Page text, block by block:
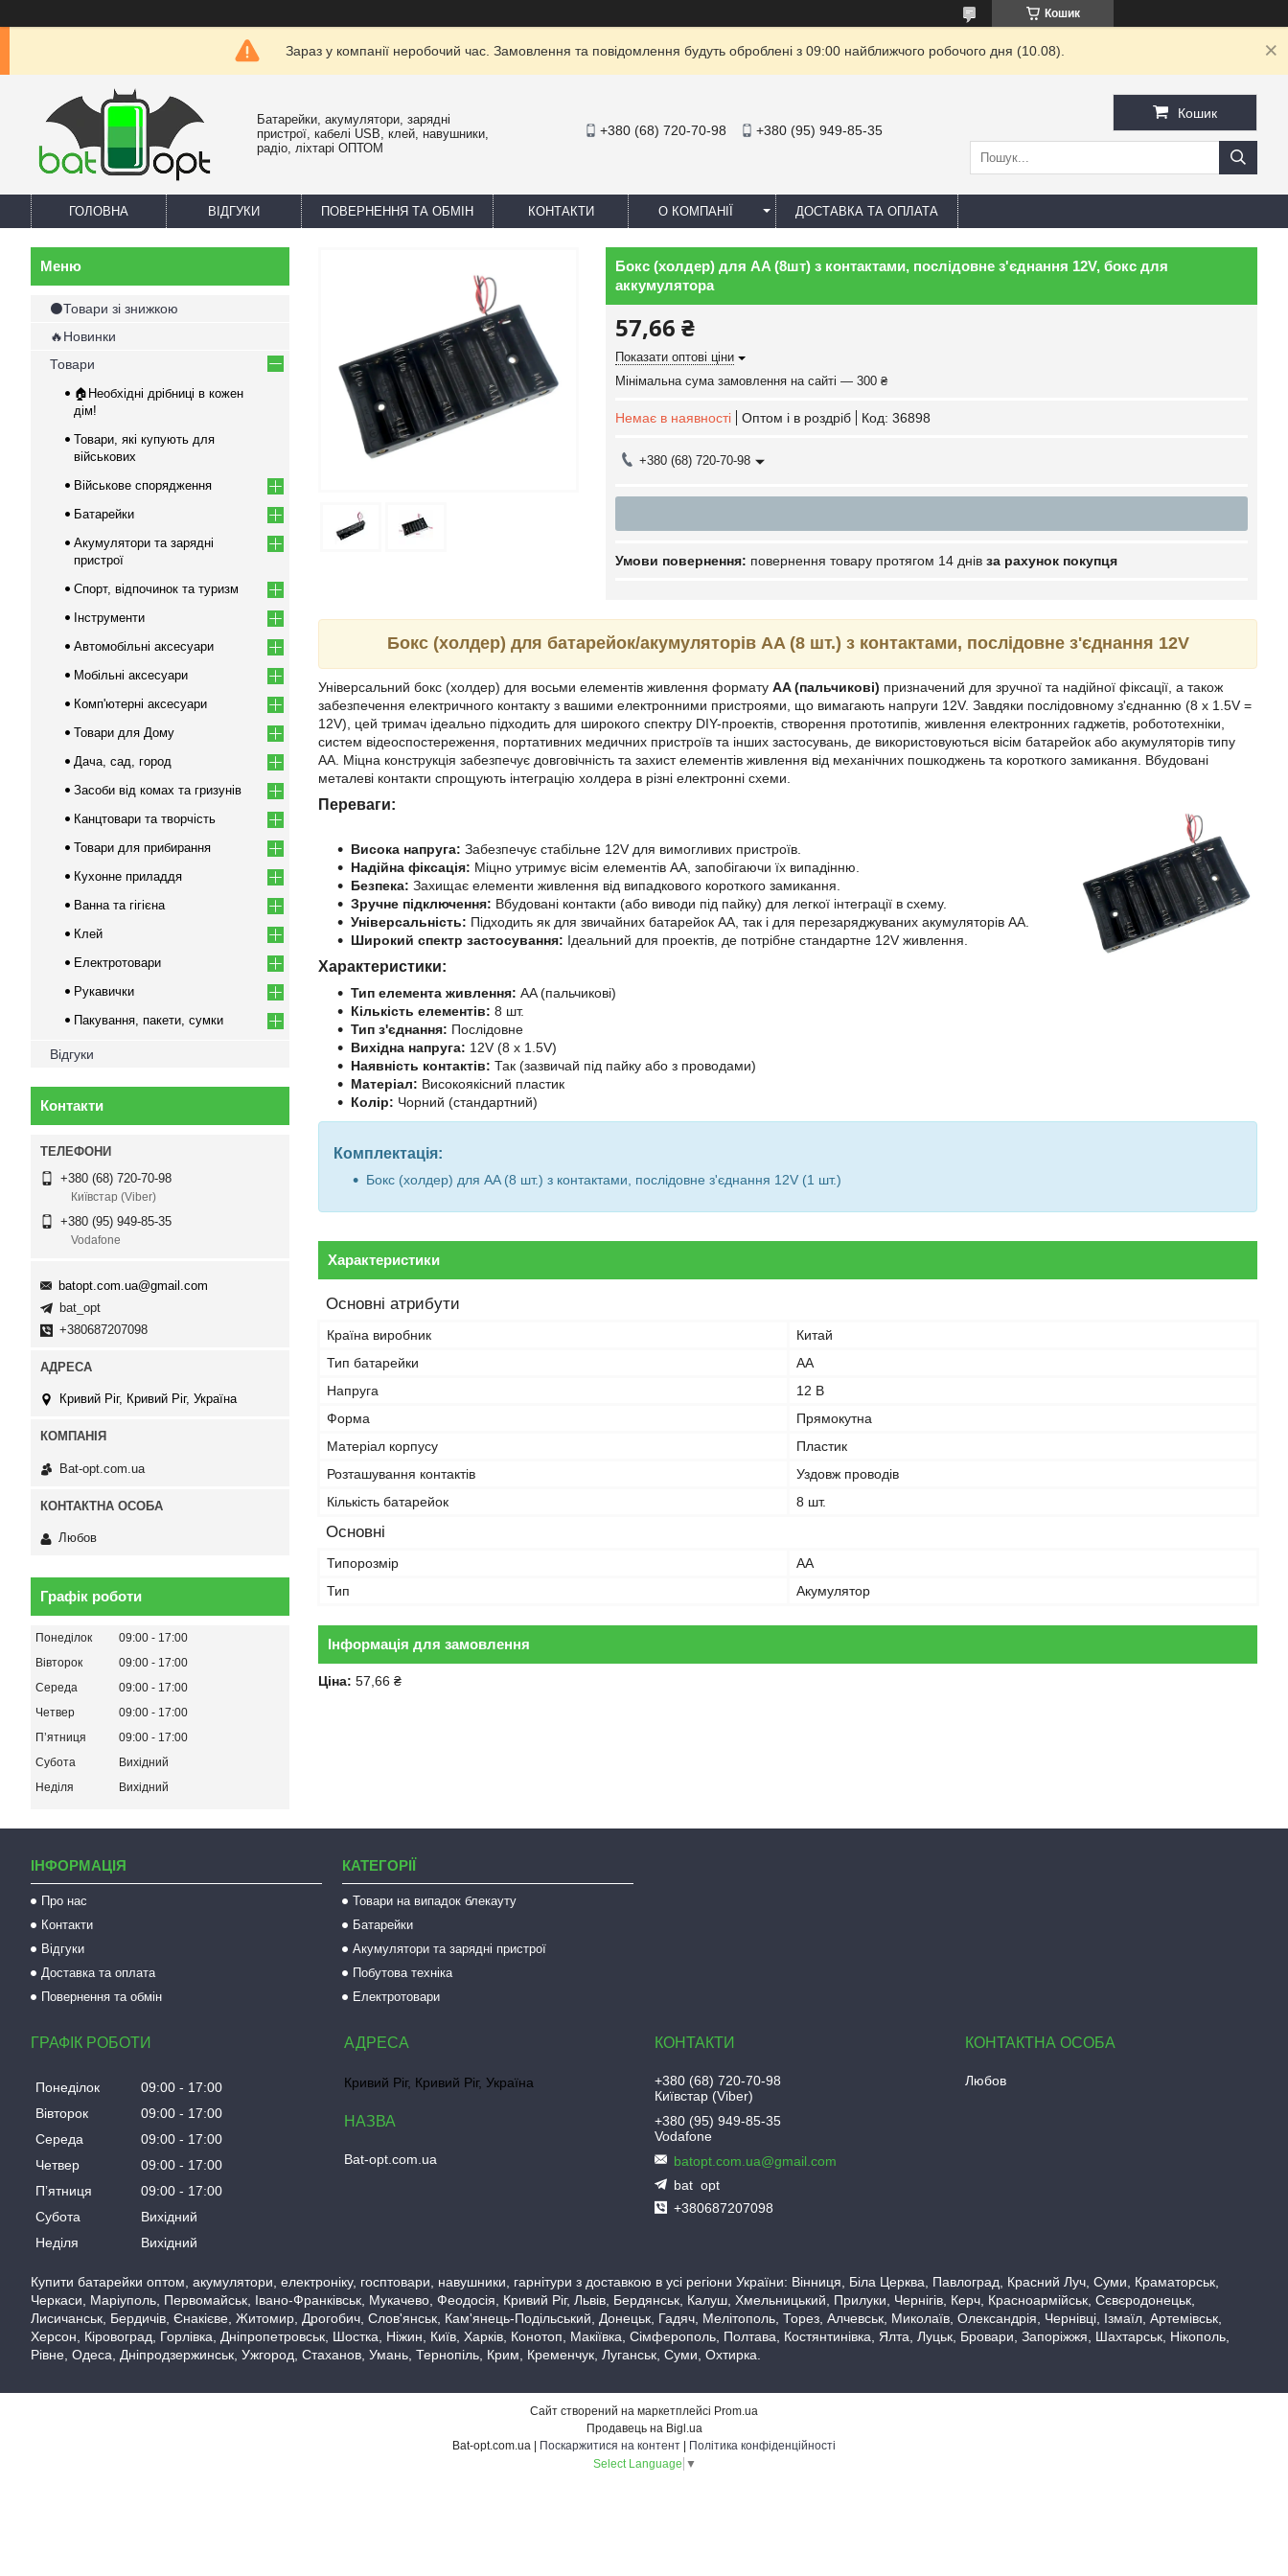
Кошик
Зараз у компанії неробочий час. Замовлення та повідомлення будуть оброблені з 09:00 найближчого робочого дня (10.08).
Батарейки, акумулятори, зарядні
пристрої, кабелі USB, клей, навушники,
радіо, ліхтарі ОПТОМ
+380 (68) 720-70-98 +380 (95) 949-85-35
Кошик
ГОЛОВНА ВІДГУКИ ПОВЕРНЕННЯ ТА ОБМІН КОНТАКТИ О КОМПАНІЇ ДОСТАВКА ТА ОПЛАТА
Бокс (холдер) для AA (8шт) з контактами, послідовне з'єднання 12V, бокс для
аккумулятора
57,66 ₴
Показати оптові ціни
Мінімальна сума замовлення на сайті — 300 ₴
Немає в наявності Оптом і в роздріб Код: 36898
+380 (68) 720-70-98
повернення товару протягом 14 днів за рахунок покупця
Бокс (холдер) для батарейок/акумуляторів AA (8 шт.) з контактами, послідовне з'єднання 12V
Універсальний бокс (холдер) для восьми елементів живлення формату AA (пальчикові) призначений для зручної та надійної фіксації, а також
забезпечення електричного контакту з вашими електронними пристроями, що вимагають напруги 12V. Завдяки послідовному з'єднанню (8 x 1.5V =
12V), цей тримач ідеально підходить для широкого спектру DIY-проектів, створення прототипів, живлення електронних гаджетів, робототехніки,
систем відеоспостереження, портативних медичних пристроїв та інших застосувань, де використовуються вісім батарейок або акумуляторів типу
AA. Міцна конструкція забезпечує довговічність та захист елементів живлення від механічних пошкоджень та короткого замикання. Вбудовані
металеві контакти спрощують інтеграцію холдера в різні електронні схеми.
Переваги:
Висока напруга: Забезпечує стабільне 12V для вимогливих пристроїв.
Надійна фіксація: Міцно утримує вісім елементів AA, запобігаючи їх випадінню.
Безпека: Захищає елементи живлення від випадкового короткого замикання.
Зручне підключення: Вбудовані контакти (або виводи під пайку) для легкої інтеграції в схему.
Універсальність: Підходить як для звичайних батарейок AA, так і для перезаряджуваних акумуляторів AA.
Широкий спектр застосування: Ідеальний для проектів, де потрібне стандартне 12V живлення.
Характеристики:
Тип елемента живлення: AA (пальчикові)
Кількість елементів: 8 шт.
Тип з'єднання: Послідовне
Вихідна напруга: 12V (8 х 1.5V)
Наявність контактів: Так (зазвичай під пайку або з проводами)
Матеріал: Високоякісний пластик
Колір: Чорний (стандартний)
Комплектація:
Бокс (холдер) для AA (8 шт.) з контактами, послідовне з'єднання 12V (1 шт.)
Характеристики
Основні атрибути
Країна виробник
Китай
Тип батарейки
АА
Напруга
12 В
Форма
Прямокутна
Матеріал корпусу
Пластик
Розташування контактів
Уздовж проводів
Кількість батарейок
8 шт.
Основні
Типорозмір
AA
Тип
Акумулятор
Інформація для замовлення
Ціна: 57,66 ₴
⚫Товари зі знижкою
🔥Новинки
Товари
🏠Необхідні дрібниці в кожен
дім!
Товари, які купують для
військових
Військове спорядження
Батарейки
Акумулятори та зарядні
пристрої
Спорт, відпочинок та туризм
Інструменти
Автомобільні аксесуари
Мобільні аксесуари
Комп'ютерні аксесуари
Товари для Дому
Дача, сад, город
Засоби від комах та гризунів
Канцтовари та творчість
Товари для прибирання
Кухонне приладдя
Ванна та гігієна
Клей
Електротовари
Рукавички
Пакування, пакети, сумки
Відгуки
Контакти
+380 (68) 720-70-98
Київстар (Viber)
+380 (95) 949-85-35
Vodafone
batopt.com.ua@gmail.com
bat_opt
+380687207098
Кривий Ріг, Кривий Ріг, Україна
Bat-opt.com.ua
Любов
Графік роботи
Понеділок 09:00
17:00
Вівторок
09:00
17:00
Середа
09:00
17:00
Четвер
09:00
17:00
Пʼятниця
09:00
17:00
Субота
Вихідний
Неділя
Вихідний
ІНФОРМАЦІЯ
Про нас
Контакти
Відгуки
Доставка та оплата
Повернення та обмін
КАТЕГОРІЇ
Товари на випадок блекауту
Батарейки
Акумулятори та зарядні пристрої
Побутова техніка
Електротовари
ГРАФІК РОБОТИ
Понеділок 09:00
17:00
Вівторок
09:00
17:00
Середа
09:00
17:00
Четвер
09:00
17:00
Пʼятниця
09:00
17:00
Субота
Вихідний
Неділя
Вихідний
Кривий Ріг, Кривий Ріг, Україна
Bat-opt.com.ua
+380 (68) 720-70-98
Київстар (Viber)
+380 (95) 949-85-35
Vodafone
batopt.com.ua@gmail.com
bat_opt
+380687207098
Любов
Купити батарейки оптом, акумулятори, електроніку, госптовари, навушники, гарнітури з доставкою в усі регіони України: Вінниця, Біла Церква, Павлоград, Красний Луч, Суми, Краматорськ,
Черкаси, Маріуполь, Первомайськ, Івано-Франківськ, Мукачево, Феодосія, Кривий Ріг, Львів, Бердянськ, Калуш, Хмельницький, Прилуки, Чернігів, Керч, Красноармійськ, Сєвєродонецьк,
Лисичанськ, Бердичів, Єнакієве, Житомир, Дрогобич, Слов'янськ, Кам'янець-Подільський, Донецьк, Гадяч, Мелітополь, Торез, Алчевськ, Миколаїв, Олександрія, Чернівці, Ізмаїл, Артемівськ,
Херсон, Кіровоград, Горлівка, Дніпропетровськ, Шостка, Ніжин, Київ, Харків, Конотоп, Макіївка, Сімферополь, Полтава, Костянтинівка, Ялта, Луцьк, Бровари, Запоріжжя, Шахтарськ, Нікополь,
Рівне, Одеса, Дніпродзержинськ, Ужгород, Стаханов, Умань, Тернопіль, Крим, Кременчук, Луганськ, Суми, Охтирка.
Сайт створений на маркетплейсі Prom.ua
Продавець на Bigl.ua
Поскаржитися на контент
Політика конфіденційності
Select Language ▼